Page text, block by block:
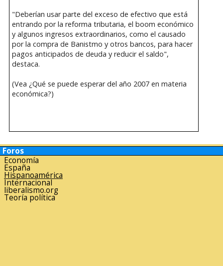
"Deberían usar parte del exceso de efectivo que está
entrando por la reforma tributaria, el boom económico
y algunos ingresos extraordinarios, como el causado
por la compra de Banistmo y otros bancos, para hacer
pagos anticipados de deuda y reducir el saldo",
destaca.
(Vea ¿Qué se puede esperar del año 2007 en materia
económica?)
Foros
Economía
España
Hispanoamérica
Internacional
liberalismo.org
Teoría política